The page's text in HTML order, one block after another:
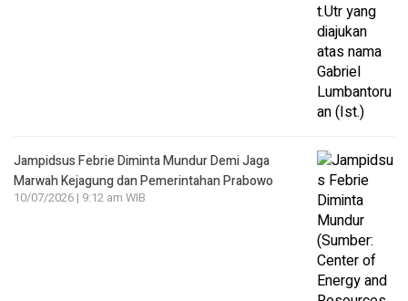
Jampidsus Febrie Diminta Mundur Demi Jaga
Marwah Kejagung dan Pemerintahan Prabowo
10/07/2026 | 9:12 am WIB